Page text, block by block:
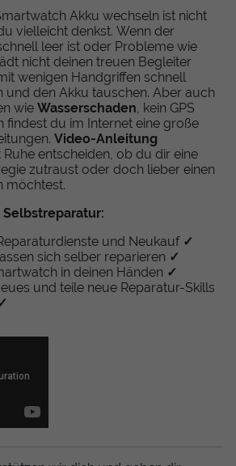
Akku wechseln ist nicht
vielleicht denkst. Wenn der
leer ist oder Probleme wie
nicht deinen treuen Begleiter
wenigen Handgriffen schnell
und den Akku tauschen. Aber auch
wie Wasserschaden , kein GPS
findest du im Internet eine große
Video-Anleitung
entscheiden, ob du dir eine
zutraust oder doch lieber einen
möchtest.
Selbstreparatur:
und Neukauf ✓
sich selber reparieren ✓
in deinen Händen ✓
und teile neue Reparatur-Skills